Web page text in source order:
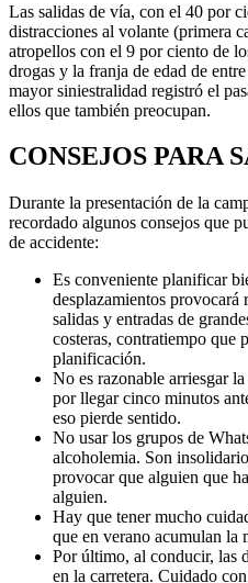
Las salidas de vía, con el 40 por
distracciones al volante (primera
atropellos con el 9 por ciento de
drogas y la franja de edad de
mayor siniestralidad registró el
ellos que también preocupan.
CONSEJOS PARA
Durante la presentación de la
recordado algunos consejos que
de accidente:
Es conveniente planificar
desplazamientos provocará
salidas y entradas de
costeras, contratiempo que
planificación.
No es razonable arriesgar
por llegar cinco minutos
eso pierde sentido.
No usar los grupos de
alcoholemia. Son
provocar que alguien que
alguien.
Hay que tener mucho
que en verano acumulan la
Por último, al conducir, las
en la carretera. Cuidado